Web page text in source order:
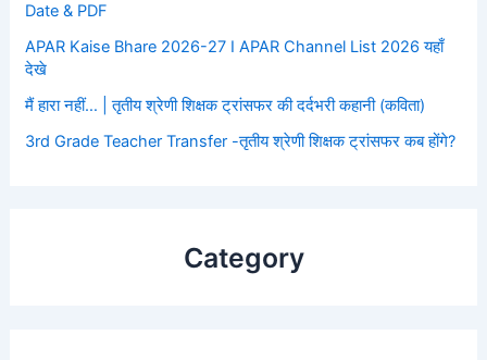
Date & PDF
APAR Kaise Bhare 2026-27 I APAR Channel List 2026 यहाँ
देखे
मैं हारा नहीं… | तृतीय श्रेणी शिक्षक ट्रांसफर की दर्दभरी कहानी (कविता)
3rd Grade Teacher Transfer -तृतीय श्रेणी शिक्षक ट्रांसफर कब होंगे?
Category